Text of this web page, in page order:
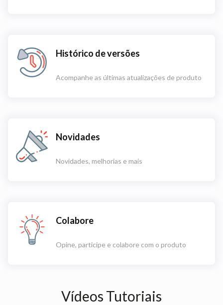
Histórico de versões
Acompanhe as últimas atualizações de produto
Novidades
Novidades, melhorias e mais
Colabore
Opine, participe e colabore com o produto
Vídeos Tutoriais